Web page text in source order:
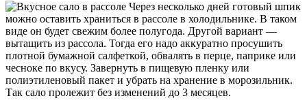
Через несколько дней готовый шпик
можно оставить храниться в рассоле в холодильнике. В таком
виде он будет свежим более полугода. Другой вариант —
вытащить из рассола. Тогда его надо аккуратно просушить
плотной бумажной салфеткой, обвалять в перце, паприке или
чесноке по вкусу. Завернуть в пищевую пленку или
полиэтиленовый пакет и убрать на хранение в морозильник.
Так сало пролежит без изменений до 3 месяцев.